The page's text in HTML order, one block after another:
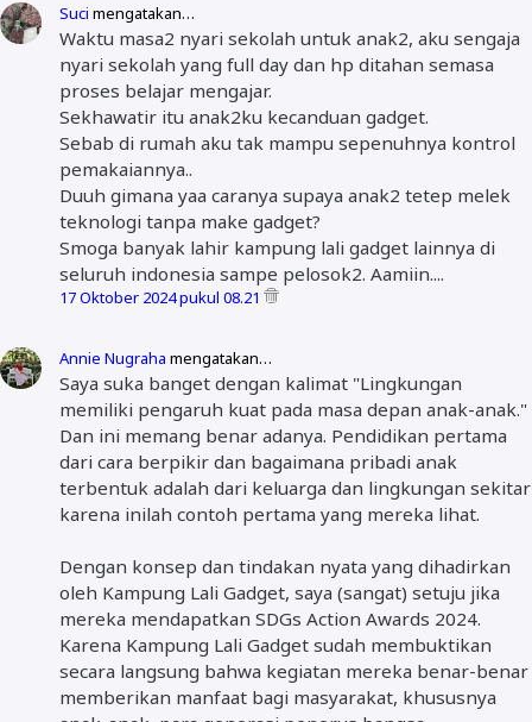
Suci mengatakan…
Waktu masa2 nyari sekolah untuk anak2, aku sengaja
nyari sekolah yang full day dan hp ditahan semasa
proses belajar mengajar.
Sekhawatir itu anak2ku kecanduan gadget.
Sebab di rumah aku tak mampu sepenuhnya kontrol
pemakaiannya..
Duuh gimana yaa caranya supaya anak2 tetep melek
teknologi tanpa make gadget?
Smoga banyak lahir kampung lali gadget lainnya di
seluruh indonesia sampe pelosok2. Aamiin....
17 Oktober 2024 pukul 08.21
Annie Nugraha mengatakan…
Saya suka banget dengan kalimat "Lingkungan
memiliki pengaruh kuat pada masa depan anak-anak."
Dan ini memang benar adanya. Pendidikan pertama
dari cara berpikir dan bagaimana pribadi anak
terbentuk adalah dari keluarga dan lingkungan sekitar
karena inilah contoh pertama yang mereka lihat.
Dengan konsep dan tindakan nyata yang dihadirkan
oleh Kampung Lali Gadget, saya (sangat) setuju jika
mereka mendapatkan SDGs Action Awards 2024.
Karena Kampung Lali Gadget sudah membuktikan
secara langsung bahwa kegiatan mereka benar-benar
memberikan manfaat bagi masyarakat, khususnya